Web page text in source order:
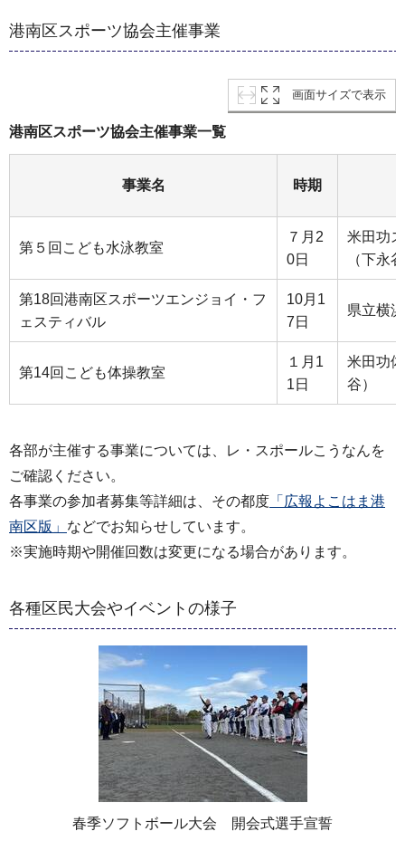
港南区スポーツ協会主催事業
画面サイズで表示
港南区スポーツ協会主催事業一覧
事業名 時期
第５回こども水泳教室
７月2
0日
米田功
（下永
第18回港南区スポーツエンジョイ・フ
ェスティバル
10月1
7日
県立横
第14回こども体操教室
１月1
1日
米田功
谷）
各部が主催する事業については、レ・スポールこうなんを
ご確認ください。
各事業の参加者募集等詳細は、その都度 「広報よこはま港
南区版」 などでお知らせしています。
※実施時期や開催回数は変更になる場合があります。
各種区民大会やイベントの様子
春季ソフトボール大会 開会式選手宣誓